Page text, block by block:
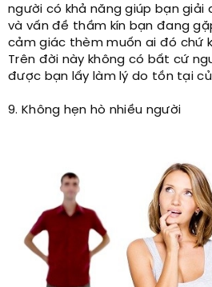
người có khả năng giúp bạn giải
và vấn đề thầm kín bạn đang
cảm giác thèm muốn ai đó chứ
Trên đời này không có bất cứ
được bạn lấy làm lý do tồn tại
9­. Không hẹn hò nhiều người